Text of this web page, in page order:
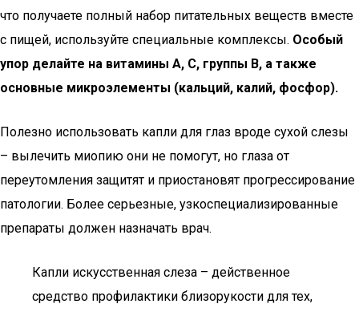
что получаете полный набор питательных веществ вместе
с пищей, используйте специальные комплексы. Особый
упор делайте на витамины А, С, группы В, а также
основные микроэлементы (кальций, калий, фосфор).
Полезно использовать капли для глаз вроде сухой слезы
– вылечить миопию они не помогут, но глаза от
переутомления защитят и приостановят прогрессирование
патологии. Более серьезные, узкоспециализированные
препараты должен назначать врач.
Капли искусственная слеза – действенное
средство профилактики близорукости для тех,